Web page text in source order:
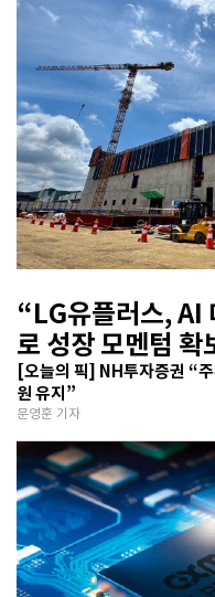
“LG유플러스, AI
로 성장 모멘텀 확
[오늘의 픽] NH투자증권 “
원 유지”
문영훈 기자